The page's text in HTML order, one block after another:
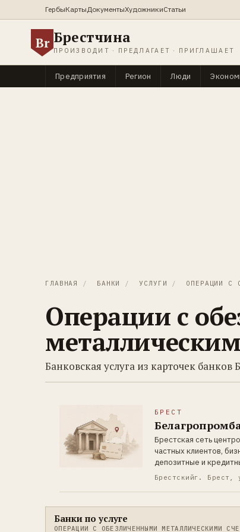
ГербыКартыДокументыХудожникиСтатьи
Br Брестчина
ПРОИЗВОДИТ · ПРЕДЛАГАЕТ · ПРИГЛАШАЕТ
Предприятия Регион Люди
ГЛАВНАЯ / БАНКИ / УСЛУГИ / ОПЕРАЦИИ С
Операции с
Банковская услуга из карточек банков
БРЕСТ
Брестская сеть
частных клиентов,
депозитные и
Брестскийг. Брест,
Банки по услуге
ОПЕРАЦИИ С ОБЕЗЛИЧЕННЫМИ МЕТАЛЛИЧЕСКИМИ